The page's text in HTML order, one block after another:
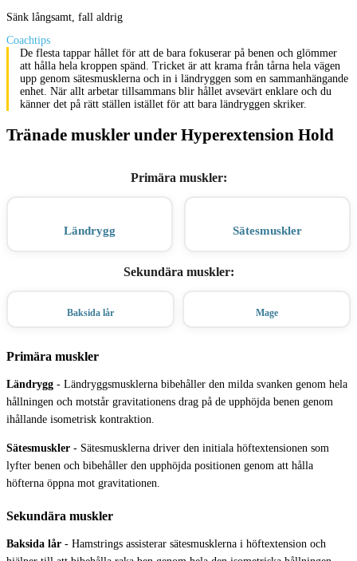
Sänk långsamt, fall aldrig
Coachtips
De flesta tappar hållet för att de bara fokuserar på benen och glömmer
att hålla hela kroppen spänd. Tricket är att krama från tårna hela vägen
upp genom sätesmusklerna och in i ländryggen som en sammanhängande
enhet. När allt arbetar tillsammans blir hållet avsevärt enklare och du
känner det på rätt ställen istället för att bara ländryggen skriker.
Tränade muskler under Hyperextension Hold
Primära muskler:
Ländrygg Sätesmuskler
Sekundära muskler:
Baksida lår Mage
Primära muskler
Ländrygg - Ländryggsmusklerna bibehåller den milda svanken genom hela
hållningen och motstår gravitationens drag på de upphöjda benen genom
ihållande isometrisk kontraktion.
Sätesmuskler - Sätesmusklerna driver den initiala höftextensionen som
lyfter benen och bibehåller den upphöjda positionen genom att hålla
höfterna öppna mot gravitationen.
Sekundära muskler
Baksida lår - Hamstrings assisterar sätesmusklerna i höftextension och